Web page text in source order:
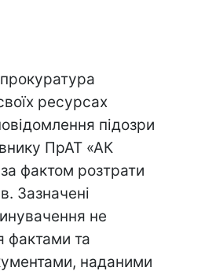
ресурсах
підозри
ПрАТ «АК
фактом розтрати
Зазначені
не
фактами та
наданими